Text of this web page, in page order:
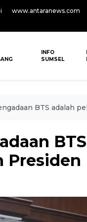
www.antaranews.com
INFO
SUMSEL
BTS adalah
Presiden